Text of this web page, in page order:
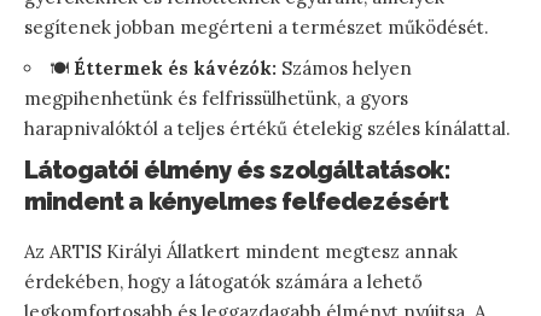
segítenek jobban megérteni a természet működését.
🍽️ Éttermek és kávézók: Számos helyen
megpihenhetünk és felfrissülhetünk, a gyors
harapnivalóktól a teljes értékű ételekig széles kínálattal.
Látogatói élmény és szolgáltatások:
mindent a kényelmes felfedezésért
Az ARTIS Királyi Állatkert mindent megtesz annak
érdekében, hogy a látogatók számára a lehető